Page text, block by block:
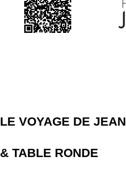
LE VOYAGE DE
& TABLE RONDE